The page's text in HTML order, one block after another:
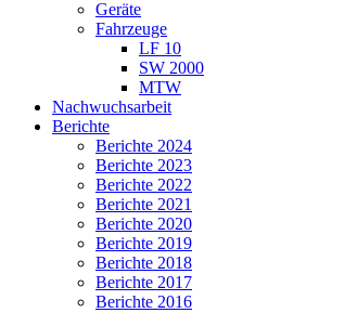
Geräte
Fahrzeuge
LF 10
SW 2000
MTW
Nachwuchsarbeit
Berichte
Berichte 2024
Berichte 2023
Berichte 2022
Berichte 2021
Berichte 2020
Berichte 2019
Berichte 2018
Berichte 2017
Berichte 2016